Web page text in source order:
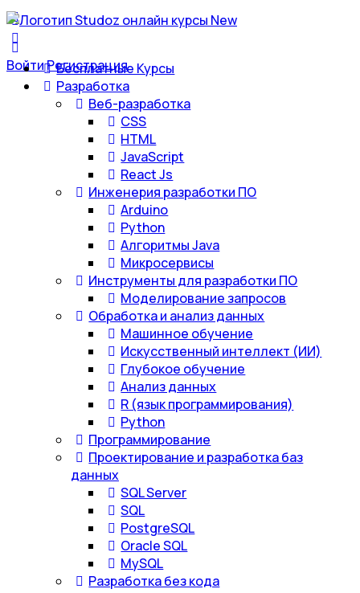
ВойтиРегистрация
Бесплатные Курсы
Разработка
Веб-разработка
CSS
HTML
JavaScript
React Js
Инженерия разработки ПО
Arduino
Python
Алгоритмы Java
Микросервисы
Инструменты для разработки ПО
Моделирование запросов
Обработка и анализ данных
Машинное обучение
Искусственный интеллект (ИИ)
Глубокое обучение
Анализ данных
R (язык программирования)
Python
Программирование
Проектирование и разработка баз
данных
SQL Server
SQL
PostgreSQL
Oracle SQL
MySQL
Разработка без кода